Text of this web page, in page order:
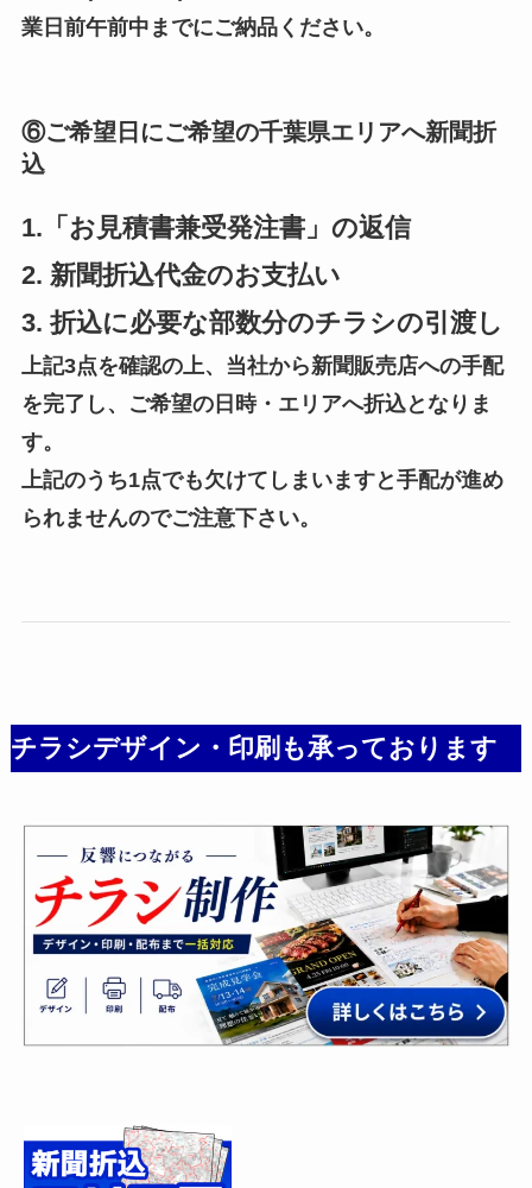
業日前午前中までにご納品ください。
⑥ご希望日にご希望の千葉県エリアへ新聞折
込
1.「お見積書兼受発注書」の返信
2. 新聞折込代金のお支払い
3. 折込に必要な部数分のチラシの引渡し
上記3点を確認の上、当社から新聞販売店への手配
を完了し、ご希望の日時・エリアへ折込となりま
す。
上記のうち1点でも欠けてしまいますと手配が進め
られませんのでご注意下さい。
チラシデザイン・印刷も承っております